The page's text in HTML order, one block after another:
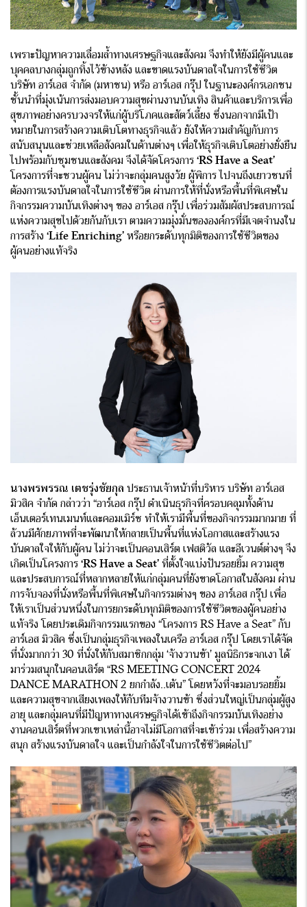
เพราะปัญหาความเลื่อมล้ำทางเศรษฐกิจและสังคม จึงทำให้ยังมีผู้คนและ
บุคคลบางกลุ่มถูกทิ้งไว้ข้างหลัง และขาดแรงบันดาลใจในการใช้ชีวิต
บริษัท อาร์เอส จำกัด (มหาชน) หรือ อาร์เอส กรุ๊ป ในฐานะองค์กรเอกชน
ชั้นนำที่มุ่งเน้นการส่งมอบความสุขผ่านงานบันเทิง สินค้าและบริการเพื่อ
สุขภาพอย่างครบวงจรให้แก่ผู้บริโภคและสัตว์เลี้ยง ซึ่งนอกจากมีเป้า
หมายในการสร้างความเติบโตทางธุรกิจแล้ว ยังให้ความสำคัญกับการ
สนับสนุนและช่วยเหลือสังคมในด้านต่างๆ เพื่อให้ธุรกิจเติบโตอย่างยั่งยืน
ไปพร้อมกับชุมชนและสังคม จึงได้จัดโครงการ ‘RS Have a Seat’
โครงการที่จะชวนผู้คน ไม่ว่าจะกลุ่มคนสูงวัย ผู้พิการ ไปจนถึงเยาวชนที่
ต้องการแรงบันดาลใจในการใช้ชีวิต ผ่านการให้ที่นั่งหรือพื้นที่พิเศษใน
กิจกรรมความบันเทิงต่างๆ ของ อาร์เอส กรุ๊ป เพื่อร่วมสัมผัสประสบการณ์
แห่งความสุขไปด้วยกันกับเรา ตามความมุ่งมั่นขององค์กรที่มีเจตจำนงใน
การสร้าง ‘Life Enriching’ หรือยกระดับทุกมิติของการใช้ชีวิตของ
ผู้คนอย่างแท้จริง
นางพรพรรณ เตชรุ่งชัยกุล ประธานเจ้าหน้าที่บริหาร บริษัท อาร์เอส
มิวสิค จำกัด กล่าวว่า “อาร์เอส กรุ๊ป ดำเนินธุรกิจที่ครอบคลุมทั้งด้าน
เอ็นเตอร์เทนเมนท์และคอมเมิร์ซ ทำให้เรามีพื้นที่ของกิจกรรมมากมาย ที่
ล้วนมีศักยภาพที่จะพัฒนาให้กลายเป็นพื้นที่แห่งโอกาสและสร้างแรง
บันดาลใจให้กับผู้คน ไม่ว่าจะเป็นคอนเสิร์ต เฟสติวัล และอีเวนต์ต่างๆ จึง
เกิดเป็นโครงการ ‘RS Have a Seat’ ที่ตั้งใจแบ่งปันรอยยิ้ม ความสุข
และประสบการณ์ที่หลากหลายให้แก่กลุ่มคนที่ยังขาดโอกาสในสังคม ผ่าน
การจับจองที่นั่งหรือพื้นที่พิเศษในกิจกรรมต่างๆ ของ อาร์เอส กรุ๊ป เพื่อ
ให้เราเป็นส่วนหนึ่งในการยกระดับทุกมิติของการใช้ชีวิตของผู้คนอย่าง
แท้จริง โดยประเดิมกิจกรรมแรกของ “โครงการ RS Have a Seat” กับ
อาร์เอส มิวสิค ซึ่งเป็นกลุ่มธุรกิจเพลงในเครือ อาร์เอส กรุ๊ป โดยเราได้จัด
ที่นั่งมากกว่า 30 ที่นั่งให้กับสมาชิกกลุ่ม ‘จ้างวานข้า’ มูลนิธิกระจกเงา ได้
มาร่วมสนุกในคอนเสิร์ต “RS MEETING CONCERT 2024
DANCE MARATHON 2 ยกกำลัง..เต้น” โดยหวังที่จะมอบรอยยิ้ม
และความสุขจากเสียงเพลงให้กับทีมจ้างวานข้า ซึ่งส่วนใหญ่เป็นกลุ่มผู้สูง
อายุ และกลุ่มคนที่มีปัญหาทางเศรษฐกิจได้เข้าถึงกิจกรรมบันเทิงอย่าง
งานคอนเสิร์ตที่พวกเขาเหล่านี้อาจไม่มีโอกาสที่จะเข้าร่วม เพื่อสร้างความ
สนุก สร้างแรงบันดาลใจ และเป็นกำลังใจในการใช้ชีวิตต่อไป”